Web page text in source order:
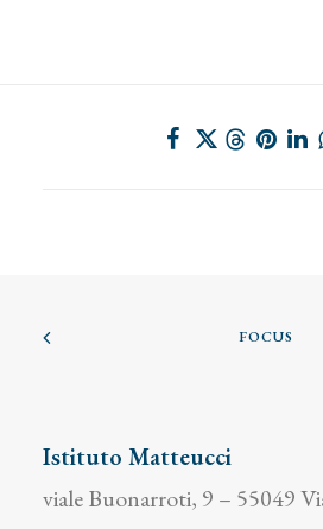
FOCUS
Istituto Matteucci
viale Buonarroti, 9 – 55049